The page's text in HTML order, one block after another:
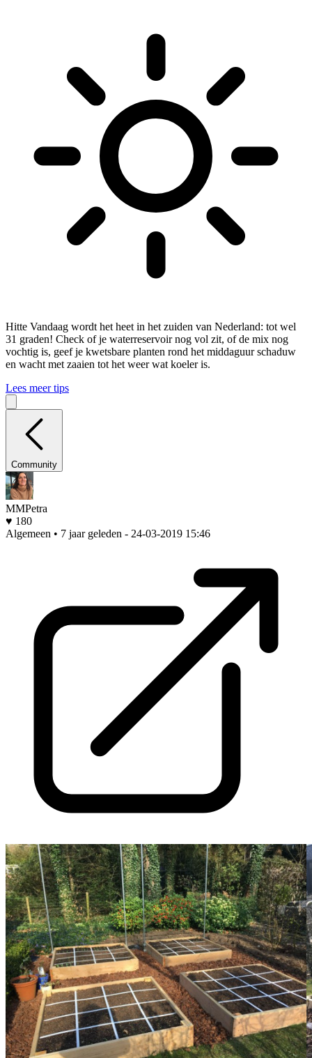
Hitte Vandaag wordt het heet in het zuiden van Nederland: tot wel
31 graden! Check of je waterreservoir nog vol zit, of de mix nog
vochtig is, geef je kwetsbare planten rond het middaguur schaduw
en wacht met zaaien tot het weer wat koeler is.
Lees meer tips
Community
MMPetra
♥ 180
Algemeen • 7 jaar geleden - 24-03-2019 15:46